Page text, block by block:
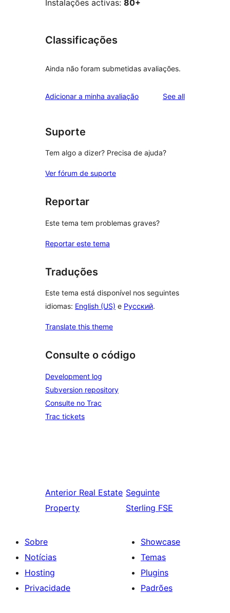
Instalações activas: 80+
Classificações
Ainda não foram submetidas avaliações.
Adicionar a minha avaliação See allreviews
Suporte
Tem algo a dizer? Precisa de ajuda?
Ver fórum de suporte
Reportar
Este tema tem problemas graves?
Reportar este tema
Traduções
Este tema está disponível nos seguintes
idiomas: English (US) e Русский.
Translate this theme
Consulte o código
Development log
Subversion repository
Consulte no Trac
Trac tickets
Anterior Real Estate
Property
Seguinte
Sterling FSE
Sobre
Notícias
Hosting
Privacidade
Showcase
Temas
Plugins
Padrões